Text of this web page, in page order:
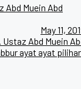
Abd Muein Abd
May 11,
Abd Muein
ayat ayat